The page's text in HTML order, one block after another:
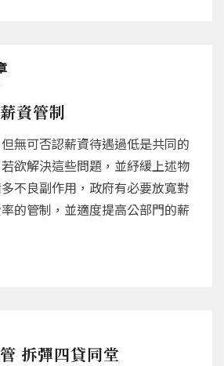
資管制
無可否認薪資待遇過低是共同的
欲解決這些問題，並紓緩上述物
不良副作用，政府有必要放寬對
的管制，並適度提高公部門的薪
拆彈四貸同堂